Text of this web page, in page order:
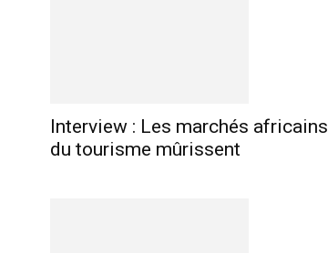
Interview : Les marchés africains
du tourisme mûrissent